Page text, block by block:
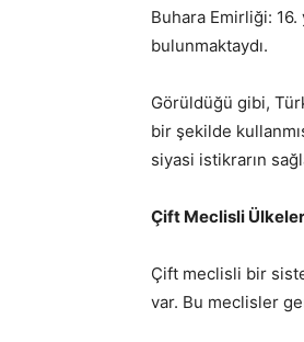
Buhara Emirliği:
bulunmaktaydı.
Görüldüğü gibi,
bir şekilde
siyasi istikrarın
Çift Meclisli
Çift meclisli bir
var. Bu meclisler